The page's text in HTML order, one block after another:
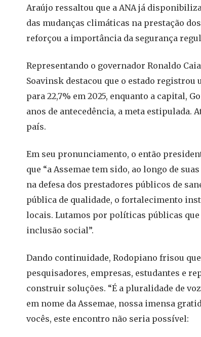
Araújo ressaltou que a ANA já
das mudanças climáticas na prestação
reforçou a importância da segurança
Representando o governador Ronaldo
Soavinsk destacou que o estado
para 22,7% em 2025, enquanto a capital,
anos de antecedência, a meta estipulada.
país.
Em seu pronunciamento, o então
que “a Assemae tem sido, ao longo de
na defesa dos prestadores públicos de
pública de qualidade, o fortalecimento
locais. Lutamos por políticas públicas
inclusão social”.
Dando continuidade, Rodopiano frisou
pesquisadores, empresas, estudantes e
construir soluções. “É a pluralidade de
em nome da Assemae, nossa imensa
vocês, este encontro não seria possível: